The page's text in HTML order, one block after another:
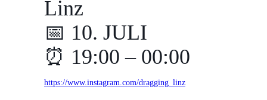
Linz
📅 10. JULI
⏰ 19:00 – 00:00
https://www.instagram.com/dragging_linz